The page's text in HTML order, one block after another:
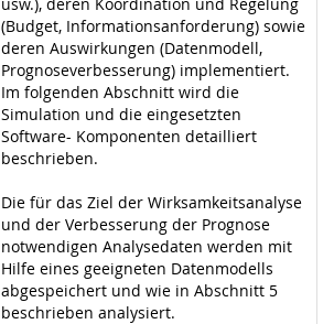
(Budget, Informationsanforderung) sowie
deren Auswirkungen (Datenmodell,
Prognoseverbesserung) implementiert.
Im folgenden Abschnitt wird die
Simulation und die eingesetzten
Software- Komponenten detailliert
beschrieben.
Die für das Ziel der Wirksamkeitsanalyse
und der Verbesserung der Prognose
notwendigen Analysedaten werden mit
Hilfe eines geeigneten Datenmodells
abgespeichert und wie in Abschnitt 5
beschrieben analysiert.